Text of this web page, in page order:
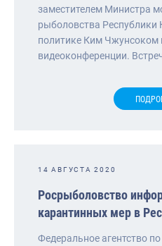
заместителем Министра
рыболовства Республики
политике Ким Чжунсоком
видеоконференции.
14 АВГУСТА 2020
Росрыболовство
карантинных мер в
Федеральное агентство